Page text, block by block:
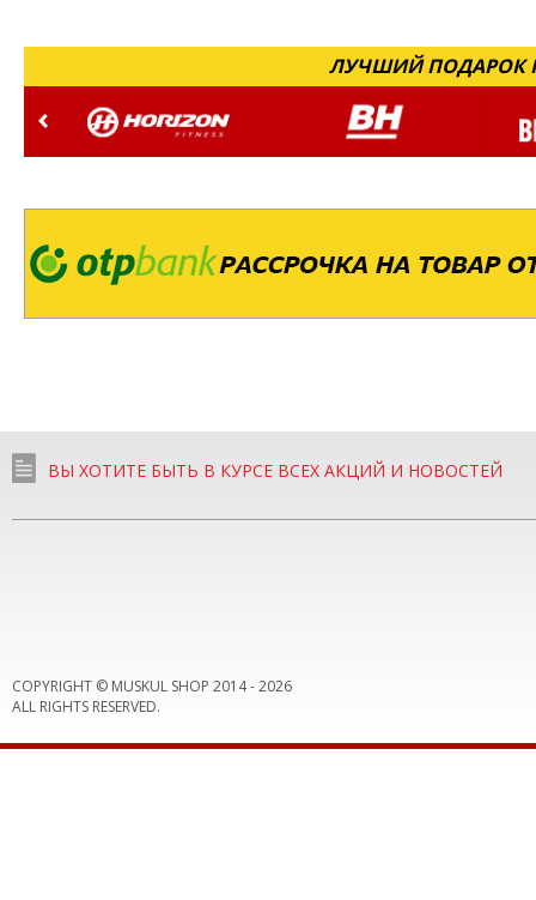
ЛУЧШИЙ ПОДАРОК
ВЫ ХОТИТЕ БЫТЬ В КУРСЕ ВСЕХ АКЦИЙ И НОВОСТЕЙ
COPYRIGHT © MUSKUL SHOP 2014 -2026
ALL RIGHTS RESERVED.